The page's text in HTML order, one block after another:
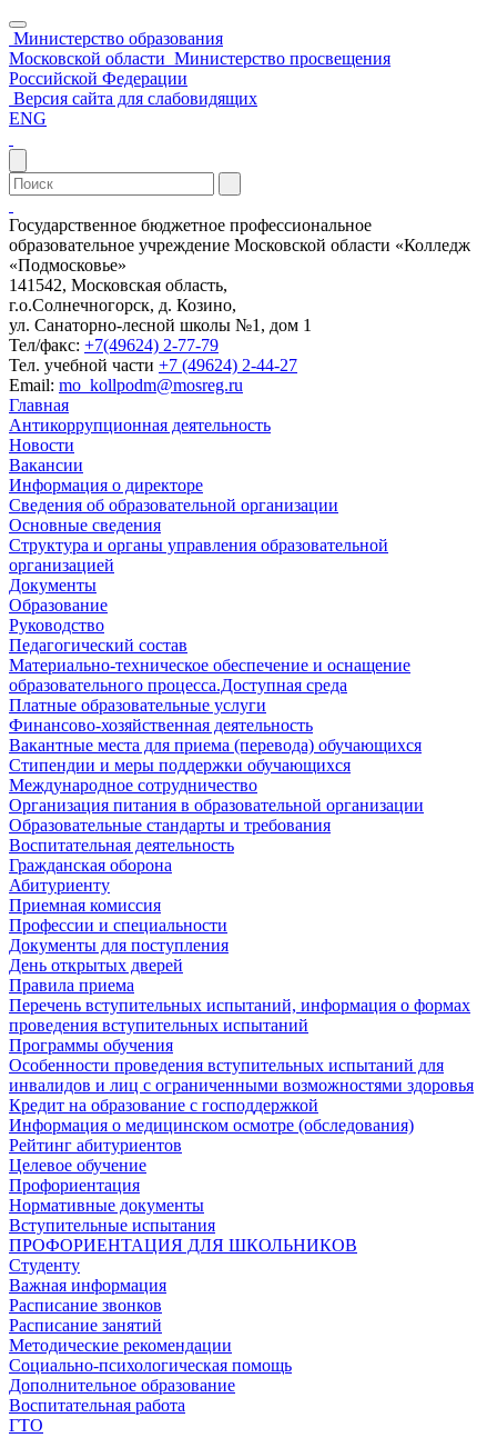
Министерство образования
Московской области Министерство просвещения
Российской Федерации
Версия сайта для слабовидящих
ENG
Государственное бюджетное профессиональное
образовательное учреждение Московской области «Колледж
«Подмосковье»
141542, Московская область,
г.о.Солнечногорск, д. Козино,
ул. Санаторно-лесной школы №1, дом 1
Тел/факс: +7(49624) 2-77-79
Тел. учебной части +7 (49624) 2-44-27
Email: mo_kollpodm@mosreg.ru
Главная
Антикоррупционная деятельность
Новости
Вакансии
Информация о директоре
Сведения об образовательной организации
Основные сведения
Структура и органы управления образовательной
организацией
Документы
Образование
Руководство
Педагогический состав
Материально-техническое обеспечение и оснащение
образовательного процесса.Доступная среда
Платные образовательные услуги
Финансово-хозяйственная деятельность
Вакантные места для приема (перевода) обучающихся
Стипендии и меры поддержки обучающихся
Международное сотрудничество
Организация питания в образовательной организации
Образовательные стандарты и требования
Воспитательная деятельность
Гражданская оборона
Абитуриенту
Приемная комиссия
Профессии и специальности
Документы для поступления
День открытых дверей
Правила приема
Перечень вступительных испытаний, информация о формах
проведения вступительных испытаний
Программы обучения
Особенности проведения вступительных испытаний для
инвалидов и лиц с ограниченными возможностями здоровья
Кредит на образование с господдержкой
Информация о медицинском осмотре (обследования)
Рейтинг абитуриентов
Целевое обучение
Профориентация
Нормативные документы
Вступительные испытания
ПРОФОРИЕНТАЦИЯ ДЛЯ ШКОЛЬНИКОВ
Студенту
Важная информация
Расписание звонков
Расписание занятий
Методические рекомендации
Социально-психологическая помощь
Дополнительное образование
Воспитательная работа
ГТО